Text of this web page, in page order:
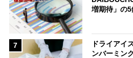
増期待」の
7
ドライアイ
ンバーミン